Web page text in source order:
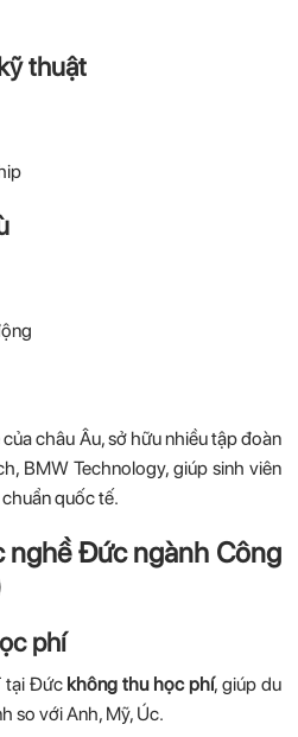
thuật
châu Âu, sở hữu nhiều tập đoàn
BMW Technology, giúp sinh viên
quốc tế.
nghề Đức ngành Công
phí
tại Đức không thu học phí, giúp du
so với Anh, Mỹ, Úc.